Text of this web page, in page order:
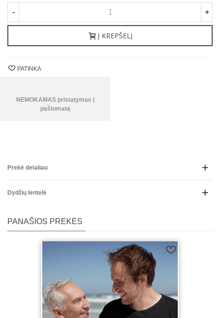
- +
Į KREPŠELĮ
PATINKA
NEMOKAMAS pristatymas į
paštomatą
Prekė detaliau
Dydžių lentelė
PANAŠIOS PREKĖS